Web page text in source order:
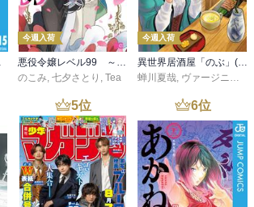
今週入荷
のこみ 七夕さとり Tea
今週入荷
蝉川夏哉 ヴァージニア二等兵
5位 6位